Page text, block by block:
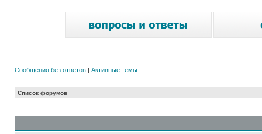
Сообщения без ответов | Активные темы
Список форумов